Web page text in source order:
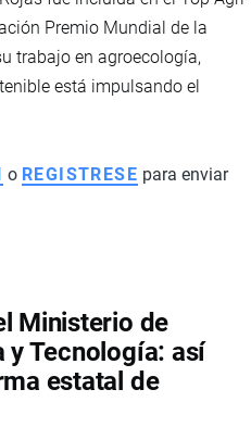
Premio Mundial de la
trabajo en agroecología,
está impulsando el
o REGISTRESE para enviar
Ministerio de
y Tecnología: así
estatal de